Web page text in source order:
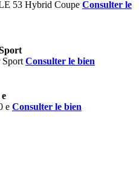
Consulter le
Consulter le bien
Consulter le bien